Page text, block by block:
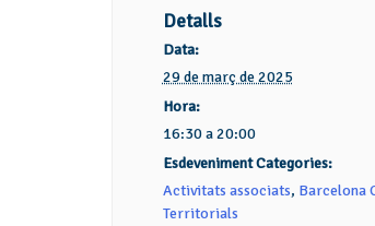
Detalls
Data:
29 de març de 2025
Hora:
16:30 a 20:00
Esdeveniment Categories:
Activitats associats, Barcelona
Territorials